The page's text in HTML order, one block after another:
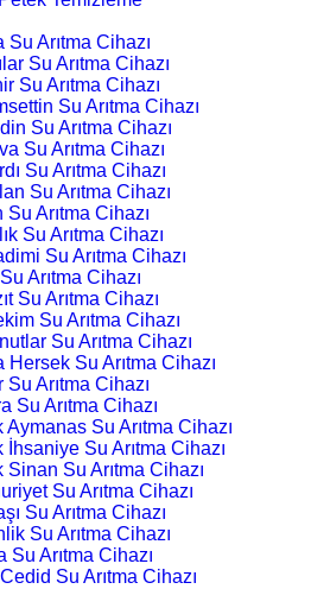
Su Arıtma Cihazı
Su Arıtma Cihazı
Su Arıtma Cihazı
Su Arıtma Cihazı
Su Arıtma Cihazı
Su Arıtma Cihazı
Su Arıtma Cihazı
Su Arıtma Cihazı
Su Arıtma Cihazı
Su Arıtma Cihazı
Su Arıtma Cihazı
Arıtma Cihazı
Su Arıtma Cihazı
Su Arıtma Cihazı
Su Arıtma Cihazı
Hersek Su Arıtma Cihazı
Su Arıtma Cihazı
Su Arıtma Cihazı
Aymanas Su Arıtma Cihazı
İhsaniye Su Arıtma Cihazı
Sinan Su Arıtma Cihazı
Su Arıtma Cihazı
Su Arıtma Cihazı
Su Arıtma Cihazı
Su Arıtma Cihazı
Su Arıtma Cihazı